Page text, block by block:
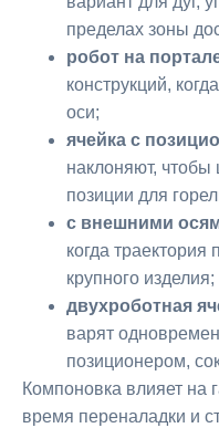
пределах зоны
робот на
конструкций,
оси;
ячейка с
наклоняют, чтобы
позиции для
с внешними
когда
крупного изделия;
двухроботная
варят
позиционером,
Компоновка влияет на
время переналадки и